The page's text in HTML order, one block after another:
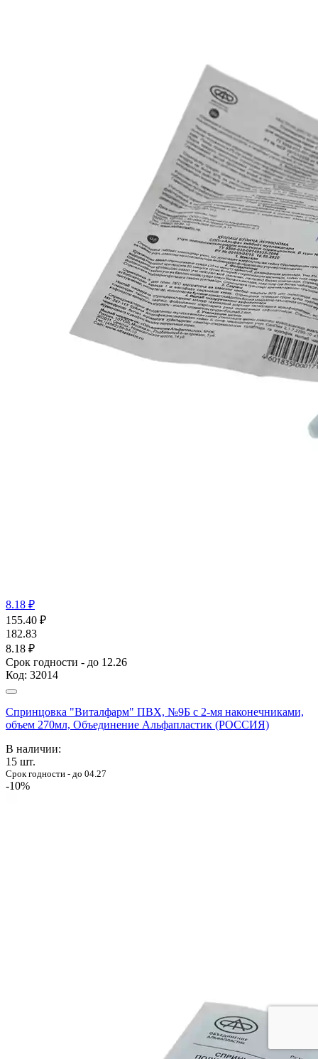
8.18 ₽
155.40 ₽
182.83
8.18 ₽
Срок годности - до 12.26
Код: 32014
Спринцовка "Виталфарм" ПВХ, №9Б с 2-мя наконечниками,
объем 270мл, Объединение Альфапластик (РОССИЯ)
В наличии:
15 шт.
Срок годности - до 04.27
-10%